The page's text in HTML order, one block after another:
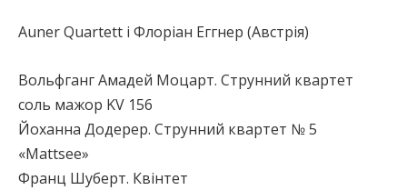
Auner Quartett і Флоріан Еггнер (Австрія)
Вольфганг Амадей Моцарт. Струнний квартет
соль мажор KV 156
Йоханна Додерер. Струнний квартет № 5
«Mattsee»
Франц Шуберт. Квiнтет